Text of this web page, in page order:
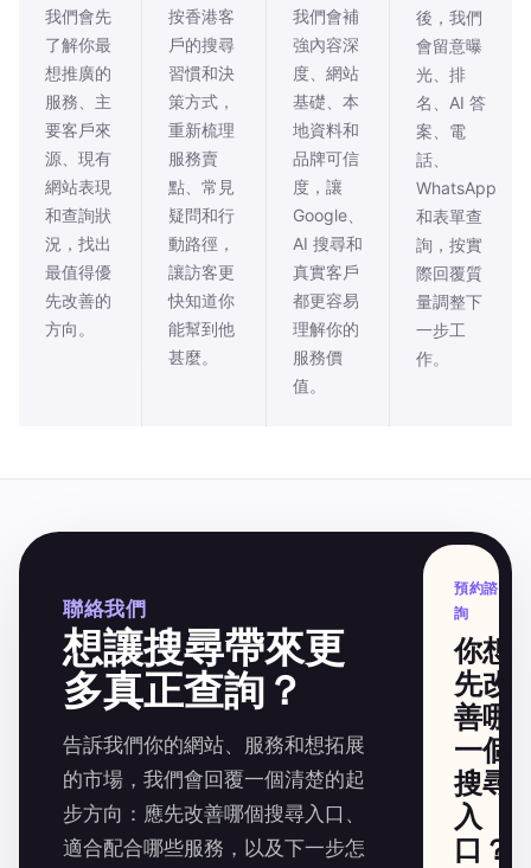
我們會先
了解你最
想推廣的
服務、主
要客戶來
源、現有
網站表現
和查詢狀
況，找出
最值得優
先改善的
方向。
按香港客
戶的搜尋
習慣和決
策方式，
重新梳理
服務賣
點、常見
疑問和行
動路徑，
讓訪客更
快知道你
能幫到他
甚麼。
我們會補
強內容深
度、網站
基礎、本
地資料和
品牌可信
度，讓
Google、
AI 搜尋和
真實客戶
都更容易
理解你的
服務價
值。
後，我們
會留意曝
光、排
名、AI 答
案、電
話、
WhatsApp
和表單查
詢，按實
際回覆質
量調整下
一步工
作。
聯絡我們
想讓搜尋帶來更
多真正查詢？
告訴我們你的網站、服務和想拓展
的市場，我們會回覆一個清楚的起
步方向：應先改善哪個搜尋入口、
適合配合哪些服務，以及下一步怎
預約諮
詢
你想
先改
善哪
一個
搜尋
入
口？